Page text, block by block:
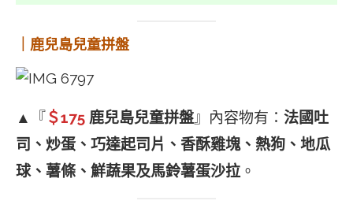
｜鹿兒島兒童拼盤
▲『＄175 鹿兒島兒童拼盤』內容物有： 法國吐
司、炒蛋、巧達起司片、香酥雞塊、熱狗、地瓜
球、薯條、鮮蔬果及馬鈴薯蛋沙拉 。